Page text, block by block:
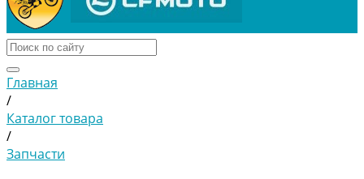
Главная
/
Каталог товара
/
Запчасти